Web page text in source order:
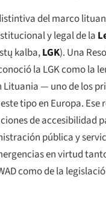
del marco
y legal de la
kalba,LGK). Una
la LGK como la
Lituania — uno de los
tipo en Europa. Ese
de accesibilidad
pública y
en virtud
como de la